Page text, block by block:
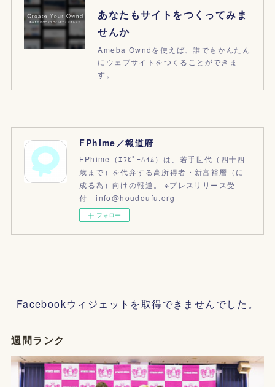
あなたもサイトをつくってみま
せんか
Ameba Owndを使えば、誰でもかんたん
にウェブサイトをつくることができま
す。
FPhime／報道府
FPhime（ｴﾌﾋﾟｰﾊｲﾑ）は、若手世代（四十四
歳まで）を代弁する高所得者・新富裕層（に
成る為）向けの報道。 ※プレスリリース受
付 info@houdoufu.org
フォロー
Facebookウィジェットを取得できませんでした。
週間ランク